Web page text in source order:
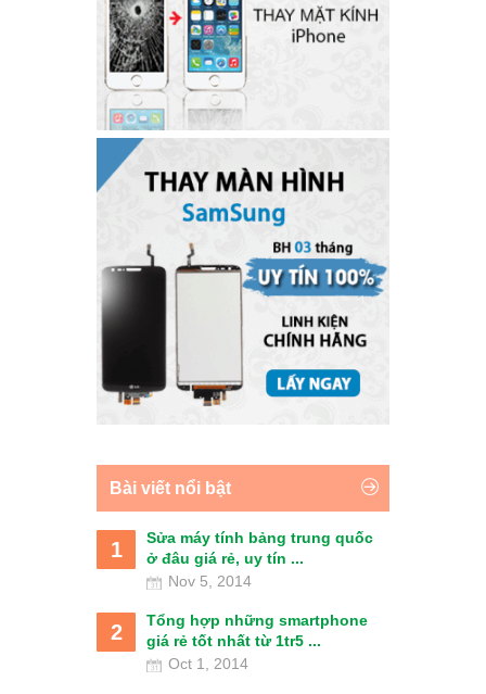
Bài viết nổi bật
1
Sửa máy tính bảng trung quốc
ở đâu giá rẻ, uy tín ...
Nov 5, 2014
2
Tổng hợp những smartphone
giá rẻ tốt nhất từ 1tr5 ...
Oct 1, 2014